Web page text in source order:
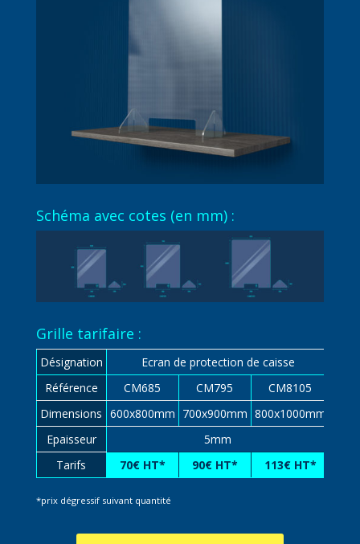
Schéma avec cotes (en mm) :
Grille tarifaire :
Désignation
Ecran de protection de caisse
Référence
CM685 CM795
CM8105
Dimensions 600x800mm 700x900mm 800x1000mm
Epaisseur
5mm
Tarifs
70€ HT* 90€ HT* 113€ HT*
*prix dégressif suivant quantité